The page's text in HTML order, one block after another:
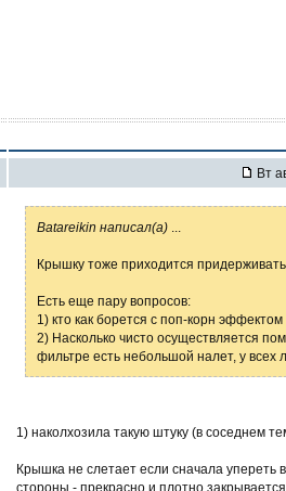
Вт
Batareikin написал(а)
Крышку тоже приходится придерживать
Есть еще пару вопросов:
1) кто как борется с поп-корн эффектом
2) Насколько чисто осуществляется
фильтре есть небольшой налет, у всех
1) наколхозила такую штуку (в соседнем
Крышка не слетает если сначала упереть
стороны - прекрасно и плотно закрывается